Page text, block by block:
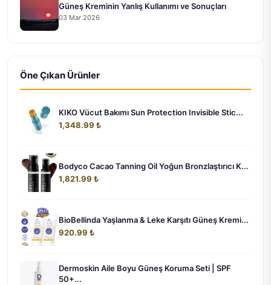
Güneş Kreminin Yanlış Kullanımı ve Sonuçları
03 Mar 2026
Öne Çıkan Ürünler
KIKO Vücut Bakımı Sun Protection Invisible Stic...
1,348.99 ₺
Bodyco Cacao Tanning Oil Yoğun Bronzlaştırıcı K...
1,821.99 ₺
BioBellinda Yaşlanma & Leke Karşıtı Güneş Kremi...
920.99 ₺
Dermoskin Aile Boyu Güneş Koruma Seti | SPF
50+...